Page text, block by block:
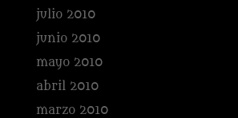
julio 2010
junio 2010
mayo 2010
abril 2010
marzo 2010